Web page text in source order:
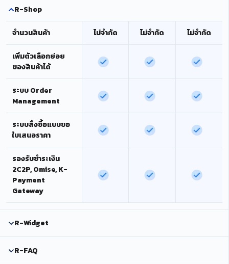
R-Shop
จำนวนสินค้า ไม่จำกัด ไม่จำกัด ไม่จำกัด
เพิ่มตัวเลือกย่อย
ของสินค้าได้
ระบบ Order
Management
ระบบสั่งซื้อแบบขอ
ใบเสนอราคา
รองรับชำระเงิน
2C2P, Omise, K-
Payment
Gateway
R-Widget
R-FAQ